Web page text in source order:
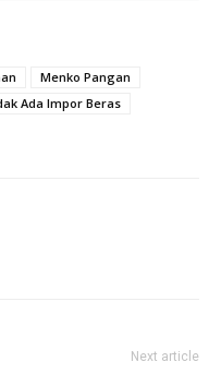
Menko Pangan
Ada Impor Beras
Next article